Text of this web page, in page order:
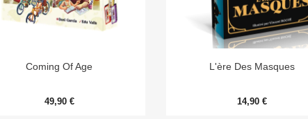
Aperçu rapide
Coming Of Age
49,90 €
Aperçu rapide
L'ère Des Masques
14,90 €